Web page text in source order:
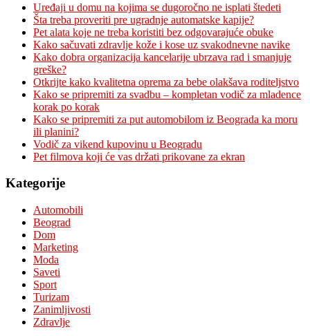
Uređaji u domu na kojima se dugoročno ne isplati štedeti
Šta treba proveriti pre ugradnje automatske kapije?
Pet alata koje ne treba koristiti bez odgovarajuće obuke
Kako sačuvati zdravlje kože i kose uz svakodnevne navike
Kako dobra organizacija kancelarije ubrzava rad i smanjuje
greške?
Otkrijte kako kvalitetna oprema za bebe olakšava roditeljstvo
Kako se pripremiti za svadbu – kompletan vodič za mladence
korak po korak
Kako se pripremiti za put automobilom iz Beograda ka moru
ili planini?
Vodič za vikend kupovinu u Beogradu
Pet filmova koji će vas držati prikovane za ekran
Kategorije
Automobili
Beograd
Dom
Marketing
Moda
Saveti
Sport
Turizam
Zanimljivosti
Zdravlje